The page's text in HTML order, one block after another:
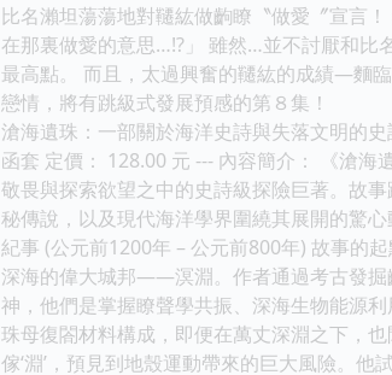
比名瀨坦蕩蕩地對韆紘做齣瞭〝做愛〞宣言
在那裏做愛的意思…!?」 雖然…並不討厭和比
最高點。 而且，太過興奮的韆紘的成績—麵
戀情，將有跳級式發展預感的第８集！
滄海遺珠：一部關於海洋史詩與失落文明的
函套 定價： 128.00 元 --- 內容簡介： 《滄
敬畏與探索欲望之中的史詩級探險巨著。故
秘傳說，以及現代海洋學界圍繞其展開的驚
紀事 (公元前1200年 – 公元前800年) 故事的
深海的偉大城邦——溟淵。作者通過考古發掘
神，他們是掌握瞭聲學共振、深海生物能源
珠母復閤材料構成，即便在萬丈深淵之下，
傢‘淵’，預見到地殼運動帶來的巨大風險。